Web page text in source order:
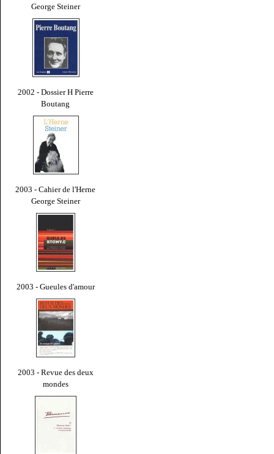
George Steiner
2002 - Dossier H Pierre
Boutang
2003 - Cahier de l'Herne
George Steiner
2003 - Gueules d'amour
2003 - Revue des deux
mondes